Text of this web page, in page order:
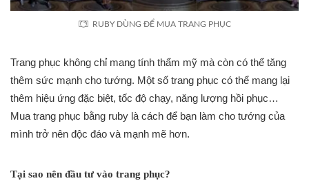
RUBY DÙNG ĐỂ MUA TRANG PHỤC
Trang phục không chỉ mang tính thẩm mỹ mà còn có thể tăng
thêm sức mạnh cho tướng. Một số trang phục có thể mang lại
thêm hiệu ứng đặc biệt, tốc độ chạy, năng lượng hồi phục…
Mua trang phục bằng ruby là cách để bạn làm cho tướng của
mình trở nên độc đáo và mạnh mẽ hơn.
Tại sao nên đầu tư vào trang phục?